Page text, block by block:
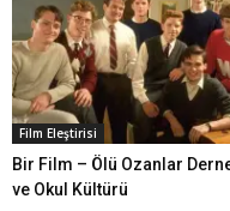
Film Eleştirisi
Bir Film – Ölü Ozanlar
ve Okul Kültürü